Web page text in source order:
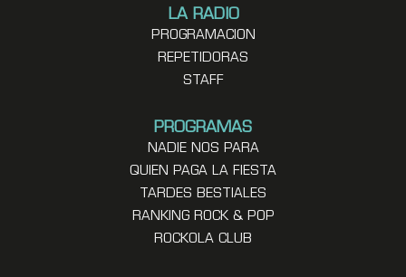
LA RADIO
PROGRAMACION
REPETIDORAS
STAFF
PROGRAMAS
NADIE NOS PARA
QUIEN PAGA LA FIESTA
TARDES BESTIALES
RANKING ROCK & POP
ROCKOLA CLUB